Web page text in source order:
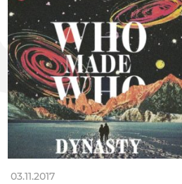
03.11.2017